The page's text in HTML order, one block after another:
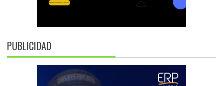
PUBLICIDAD